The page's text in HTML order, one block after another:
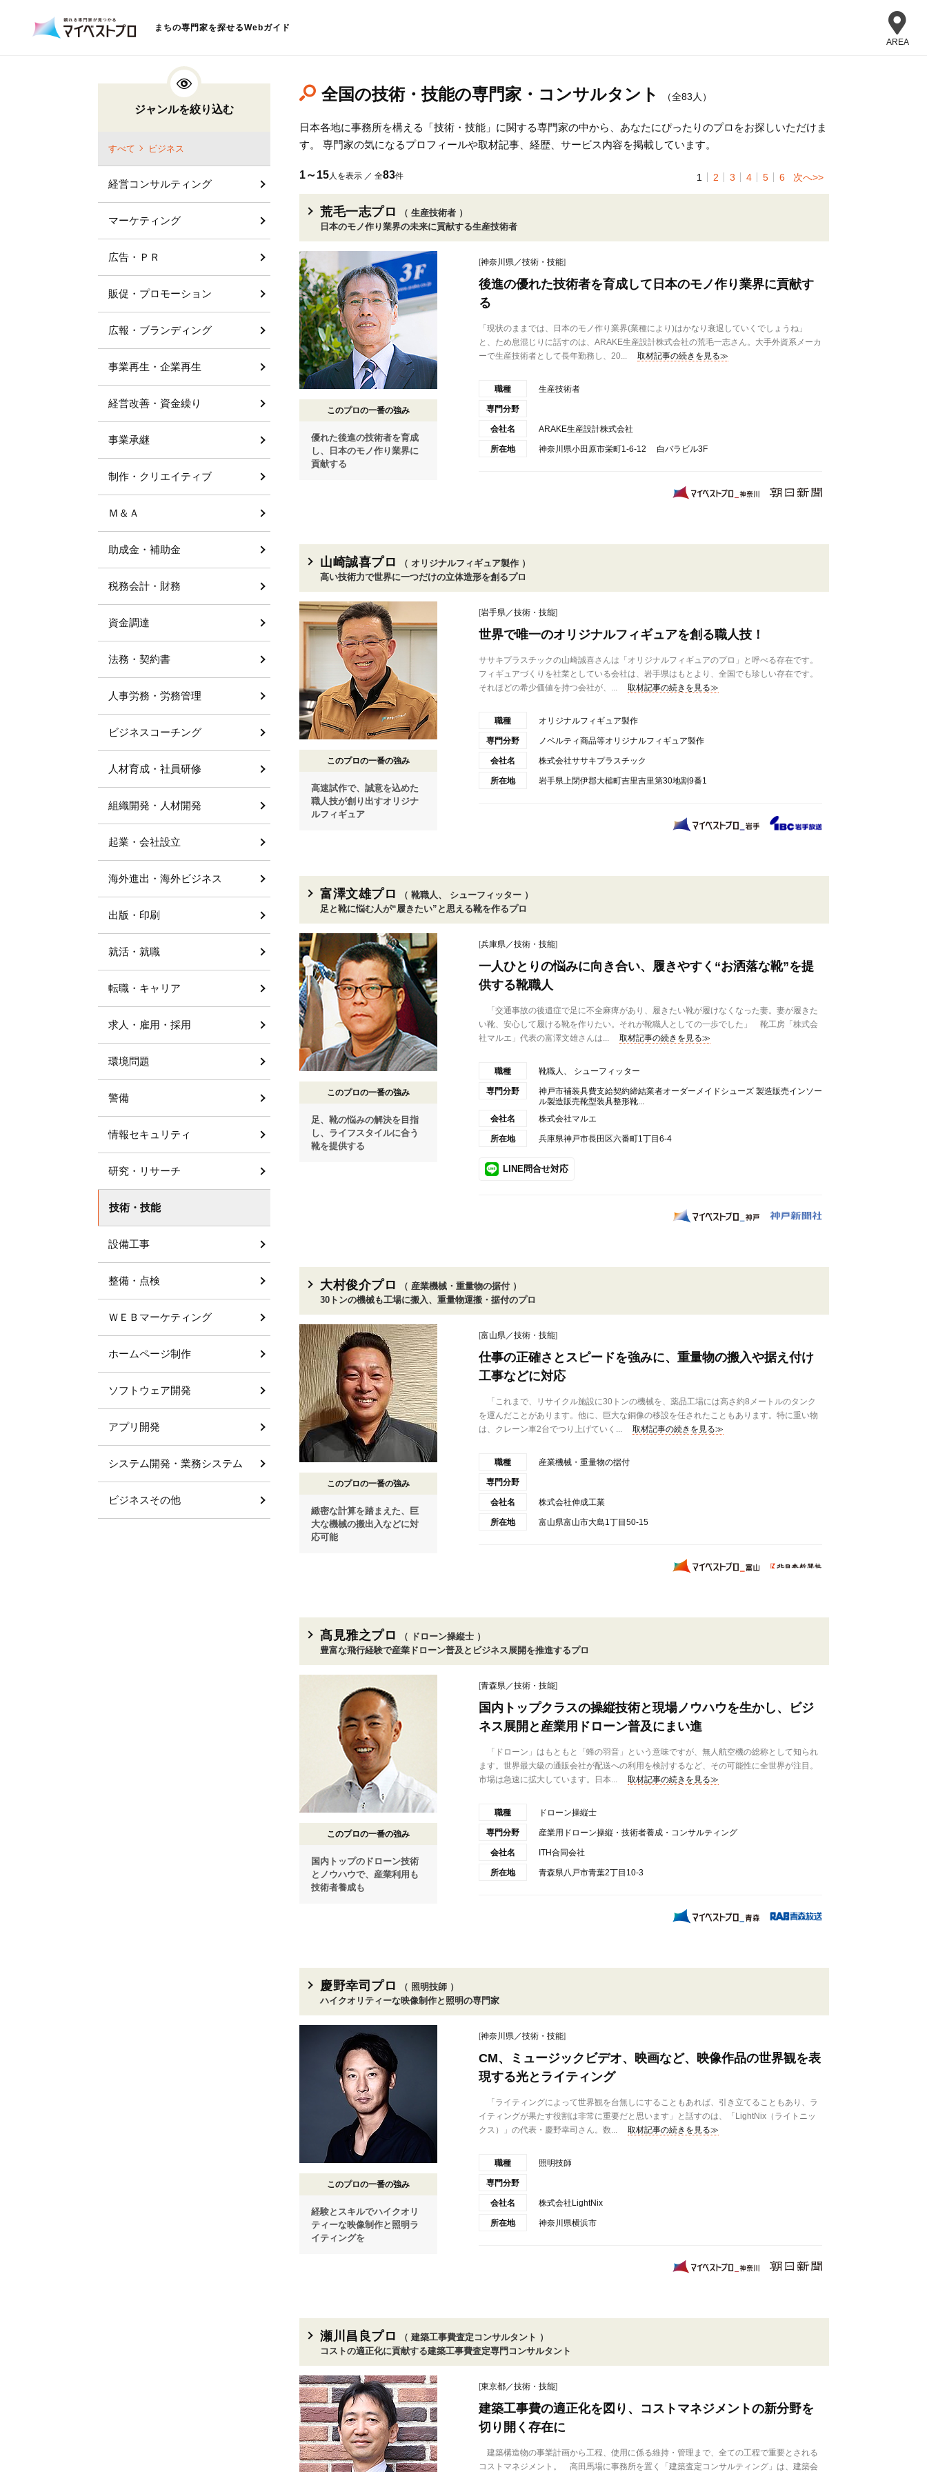
まちの専門家を探せるWebガイド
AREA
全国の技術・技能の専門家・コンサルタント （全83人）
日本各地に事務所を構える「技術・技能」に関する専門家の中から、あなたにぴったりのプロをお探しいただけま
す。 専門家の気になるプロフィールや取材記事、経歴、サービス内容を掲載しています。
1～15人を表示 ／ 全83件 1 2 3 4 5 6 次へ>>
荒毛一志プロ
（ 生産技術者 ）
日本のモノ作り業界の未来に貢献する生産技術者
このプロの一番の強み
優れた後進の技術者を育成
し、日本のモノ作り業界に
貢献する
[神奈川県／技術・技能]
後進の優れた技術者を育成して日本のモノ作り業界に貢献す
る
「現状のままでは、日本のモノ作り業界(業種により)はかなり衰退していくでしょうね」
と、ため息混じりに話すのは、ARAKE生産設計株式会社の荒毛一志さん。大手外資系メーカ
ーで生産技術者として長年勤務し、20...
取材記事の続きを見る≫
職種 生産技術者
専門分野
会社名 ARAKE生産設計株式会社
所在地 神奈川県小田原市栄町1-6-12 白バラビル3F
山崎誠喜プロ
（ オリジナルフィギュア製作 ）
高い技術力で世界に一つだけの立体造形を創るプロ
このプロの一番の強み
高速試作で、誠意を込めた
職人技が創り出すオリジナ
ルフィギュア
[岩手県／技術・技能]
世界で唯一のオリジナルフィギュアを創る職人技！
ササキプラスチックの山崎誠喜さんは「オリジナルフィギュアのプロ」と呼べる存在です。
フィギュアづくりを社業としている会社は、岩手県はもとより、全国でも珍しい存在です。
それほどの希少価値を持つ会社が、...
取材記事の続きを見る≫
職種 オリジナルフィギュア製作
専門分野 ノベルティ商品等オリジナルフィギュア製作
会社名 株式会社ササキプラスチック
所在地 岩手県上閉伊郡大槌町吉里吉里第30地割9番1
富澤文雄プロ
（ 靴職人、 シューフィッター ）
足と靴に悩む人が“履きたい”と思える靴を作るプロ
このプロの一番の強み
足、靴の悩みの解決を目指
し、ライフスタイルに合う
靴を提供する
[兵庫県／技術・技能]
一人ひとりの悩みに向き合い、履きやすく“お洒落な靴”を提
供する靴職人
「交通事故の後遺症で足に不全麻痺があり、履きたい靴が履けなくなった妻。妻が履きた
い靴、安心して履ける靴を作りたい。それが靴職人としての一歩でした」 靴工房「株式会
社マルエ」代表の富澤文雄さんは...
取材記事の続きを見る≫
職種 靴職人、 シューフィッター
専門分野
神戸市補装具費支給契約締結業者オーダーメイドシューズ 製造販売インソー
ル製造販売靴型装具整形靴...
会社名
株式会社マルエ
所在地 兵庫県神戸市長田区六番町1丁目6-4
LINE問合せ対応
大村俊介プロ
（ 産業機械・重量物の据付 ）
30トンの機械も工場に搬入、重量物運搬・据付のプロ
このプロの一番の強み
緻密な計算を踏まえた、巨
大な機械の搬出入などに対
応可能
[富山県／技術・技能]
仕事の正確さとスピードを強みに、重量物の搬入や据え付け
工事などに対応
「これまで、リサイクル施設に30トンの機械を、薬品工場には高さ約8メートルのタンク
を運んだことがあります。他に、巨大な銅像の移設を任されたこともあります。特に重い物
は、クレーン車2台でつり上げていく...
取材記事の続きを見る≫
職種 産業機械・重量物の据付
専門分野
会社名 株式会社伸成工業
所在地 富山県富山市大島1丁目50-15
髙見雅之プロ
（ ドローン操縦士 ）
豊富な飛行経験で産業ドローン普及とビジネス展開を推進するプロ
このプロの一番の強み
国内トップのドローン技術
とノウハウで、産業利用も
技術者養成も
[青森県／技術・技能]
国内トップクラスの操縦技術と現場ノウハウを生かし、ビジ
ネス展開と産業用ドローン普及にまい進
「ドローン」はもともと「蜂の羽音」という意味ですが、無人航空機の総称として知られ
ます。世界最大級の通販会社が配送への利用を検討するなど、その可能性に全世界が注目。
市場は急速に拡大しています。日本...
取材記事の続きを見る≫
職種 ドローン操縦士
専門分野 産業用ドローン操縦・技術者養成・コンサルティング
会社名 ITH合同会社
所在地 青森県八戸市青葉2丁目10-3
慶野幸司プロ
（ 照明技師 ）
ハイクオリティーな映像制作と照明の専門家
このプロの一番の強み
経験とスキルでハイクオリ
ティーな映像制作と照明ラ
イティングを
[神奈川県／技術・技能]
CM、ミュージックビデオ、映画など、映像作品の世界観を表
現する光とライティング
「ライティングによって世界観を台無しにすることもあれば、引き立てることもあり、ラ
イティングが果たす役割は非常に重要だと思います」と話すのは、「LightNix（ライトニッ
クス）」の代表・慶野幸司さん。数...
取材記事の続きを見る≫
職種 照明技師
専門分野
会社名 株式会社LightNix
所在地 神奈川県横浜市
瀬川昌良プロ
（ 建築工事費査定コンサルタント ）
コストの適正化に貢献する建築工事費査定専門コンサルタント
[東京都／技術・技能]
建築工事費の適正化を図り、コストマネジメントの新分野を
切り開く存在に
建築構造物の事業計画から工程、使用に係る維持・管理まで、全ての工程で重要とされる
コストマネジメント。 高田馬場に事務所を置く「建築査定コンサルティング」は、建築会
ジャンルを絞り込む
すべて ビジネス
経営コンサルティング
マーケティング
広告・ＰＲ
販促・プロモーション
広報・ブランディング
事業再生・企業再生
経営改善・資金繰り
事業承継
制作・クリエイティブ
Ｍ＆Ａ
助成金・補助金
税務会計・財務
資金調達
法務・契約書
人事労務・労務管理
ビジネスコーチング
人材育成・社員研修
組織開発・人材開発
起業・会社設立
海外進出・海外ビジネス
出版・印刷
就活・就職
転職・キャリア
求人・雇用・採用
環境問題
警備
情報セキュリティ
研究・リサーチ
技術・技能
設備工事
整備・点検
ＷＥＢマーケティング
ホームページ制作
ソフトウェア開発
アプリ開発
システム開発・業務システム
ビジネスその他